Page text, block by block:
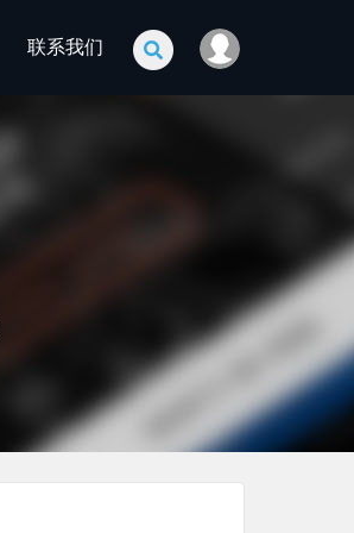
联系我们